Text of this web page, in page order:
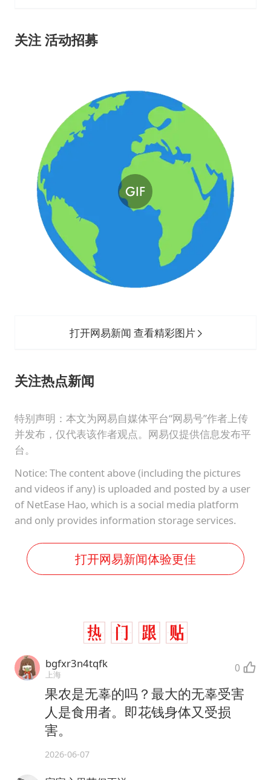
关注 活动招募
打开网易新闻 查看精彩图片
关注热点新闻
特别声明：本文为网易自媒体平台“网易号”作者上传
并发布，仅代表该作者观点。网易仅提供信息发布平
台。
Notice: The content above (including the pictures
and videos if any) is uploaded and posted by a user
of NetEase Hao, which is a social media platform
and only provides information storage services.
打开网易新闻体验更佳
bgfxr3n4tqfk
上海 0
果农是无辜的吗？最大的无辜受害
人是食用者。即花钱身体又受损
害。
2026-06-07